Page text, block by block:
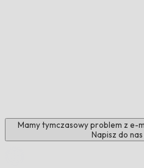
Mamy tymczasowy problem z e-
Napisz do